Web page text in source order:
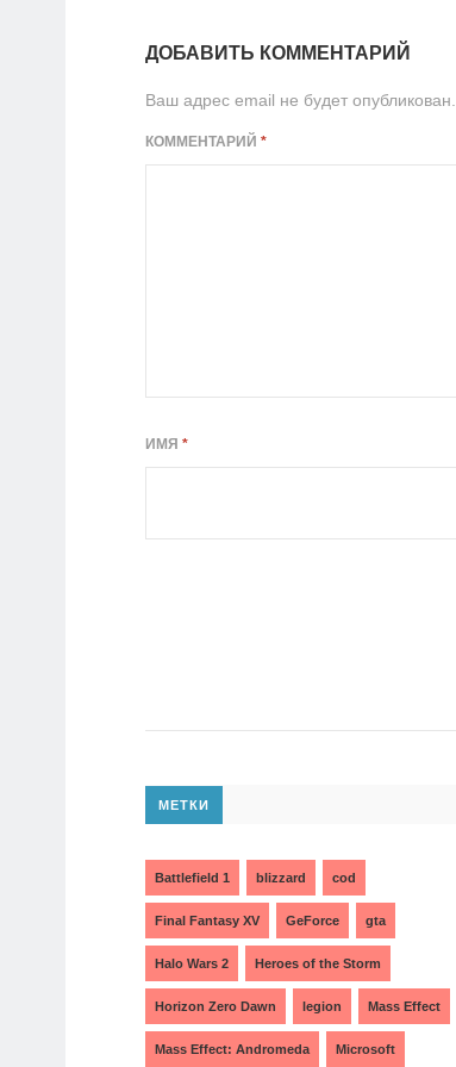
ДОБАВИТЬ КОММЕНТАРИЙ
Ваш адрес email не будет опубликован.
КОММЕНТАРИЙ *
ИМЯ *
МЕТКИ
Battlefield 1 blizzard cod
Final Fantasy XV GeForce gta
Halo Wars 2 Heroes of the Storm
Horizon Zero Dawn legion Mass Effect
Mass Effect: Andromeda Microsoft